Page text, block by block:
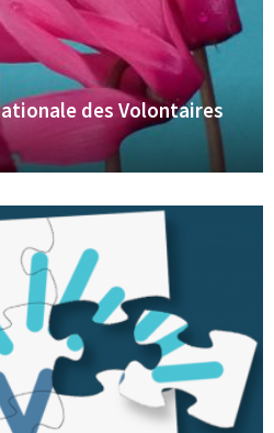
des Volontaires